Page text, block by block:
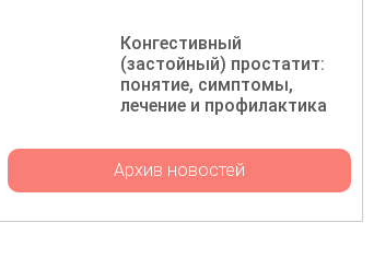
Конгестивный
(застойный) простатит:
понятие, симптомы,
лечение и профилактика
Архив новостей